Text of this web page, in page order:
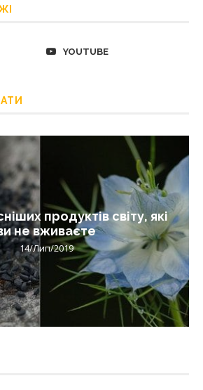
YOUTUBE
продуктів світу, які
не вживаєте
14/Лип/2019